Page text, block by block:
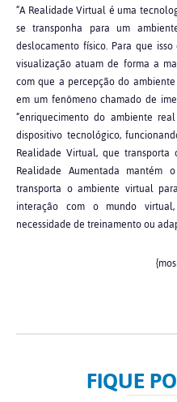
“A Realidade Virtual é uma
se transponha para um
deslocamento físico. Para que
visualização atuam de forma a
com que a percepção do
em um fenômeno chamado de
“enriquecimento do ambiente
dispositivo tecnológico,
Realidade Virtual, que
Realidade Aumentada
transporta o ambiente virtual
interação com o mundo
necessidade de treinamento ou
FIQUE